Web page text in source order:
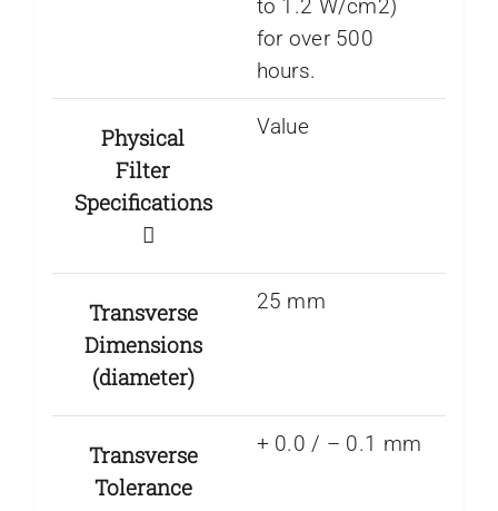
to 1.2 W/cm2)
for over 500
hours.
Physical
Filter
Specifications
Value
Transverse
Dimensions
(diameter)
25 mm
Transverse
Tolerance
+ 0.0 / – 0.1 mm